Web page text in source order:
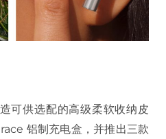
可供选配的高级柔软收纳皮
铝制充电盒，并推出三款